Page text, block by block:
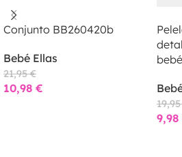
Conjunto BB260420b
Bebé Ellas
21,95€
10,98 €
9,98